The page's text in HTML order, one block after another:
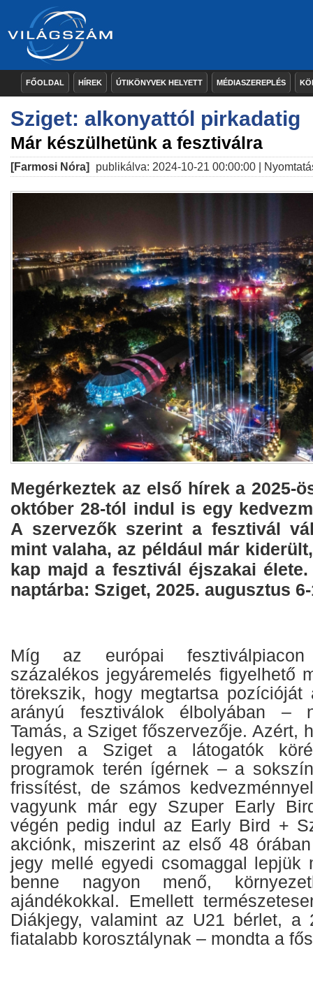
FŐOLDAL HÍREK ÚTIKÖNYVEK HELYETT MÉDIASZEREPLÉS
Sziget: alkonyattól pirkadatig
Már készülhetünk a fesztiválra
[Farmosi Nóra] publikálva: 2024-10-21 00:00:00 |
Megérkeztek az első hírek a 2025-
október 28-tól indul is egy
A szervezők szerint a fesztivál
mint valaha, az például már
kap majd a fesztivál éjszakai
naptárba: Sziget, 2025. augusztus
Míg az európai
százalékos jegyáremelés figyelhető
törekszik, hogy megtartsa pozícióját
arányú fesztiválok élbolyában –
Tamás, a Sziget főszervezője. Azért,
legyen a Sziget a látogatók
programok terén ígérnek – a
frissítést, de számos
vagyunk már egy Szuper Early
végén pedig indul az Early Bird +
akciónk, miszerint az első 48
jegy mellé egyedi csomaggal lepjük
benne nagyon menő,
ajándékokkal. Emellett
Diákjegy, valamint az U21 bérlet, a
fiatalabb korosztálynak – mondta a